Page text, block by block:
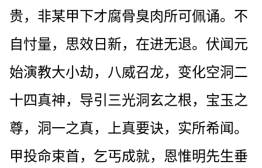
贵，非某甲下才腐骨臭肉所可佩诵。不
自忖量，思效日新，在进无退。伏闻元
始演教大小劫，八威召龙，变化空洞二
十四真神，导引三光洞玄之根，宝玉之
尊，洞一之真，上真要诀，实所希闻。
甲投命束首，乞丐成就，恩惟明先生垂